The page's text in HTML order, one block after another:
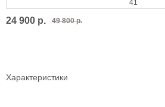
41
24 900 р. 49 800 р.
Характеристики